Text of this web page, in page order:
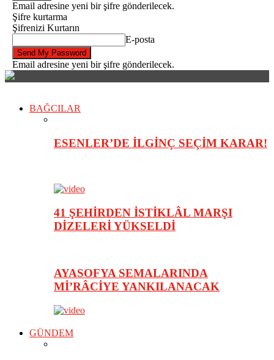
Email adresine yeni bir şifre gönderilecek.
Şifre kurtarma
Şifrenizi Kurtarın
E-posta
Email adresine yeni bir şifre gönderilecek.
BAĞCILAR
ESENLER’DE İLGİNÇ SEÇİM KARAR!
41 ŞEHİRDEN İSTİKLÂL MARŞI
DİZELERİ YÜKSELDİ
AYASOFYA SEMALARINDA
Mİ’RÂCİYE YANKILANACAK
GÜNDEM